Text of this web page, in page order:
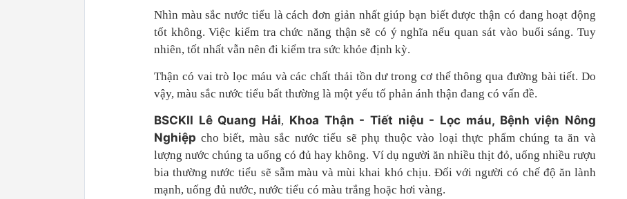
Nhìn màu sắc nước tiểu là cách đơn giản nhất giúp bạn biết được thận có đang hoạt động
tốt không. Việc kiểm tra chức năng thận sẽ có ý nghĩa nếu quan sát vào buổi sáng. Tuy
nhiên, tốt nhất vẫn nên đi kiểm tra sức khỏe định kỳ.
Thận có vai trò lọc máu và các chất thải tồn dư trong cơ thể thông qua đường bài tiết. Do
vậy, màu sắc nước tiểu bất thường là một yếu tố phản ánh thận đang có vấn đề.
BSCKII Lê Quang Hải, Khoa Thận - Tiết niệu - Lọc máu, Bệnh viện Nông
Nghiệp cho biết, màu sắc nước tiểu sẽ phụ thuộc vào loại thực phẩm chúng ta ăn và
lượng nước chúng ta uống có đủ hay không. Ví dụ người ăn nhiều thịt đỏ, uống nhiều rượu
bia thường nước tiểu sẽ sẫm màu và mùi khai khó chịu. Đối với người có chế độ ăn lành
mạnh, uống đủ nước, nước tiểu có màu trắng hoặc hơi vàng.